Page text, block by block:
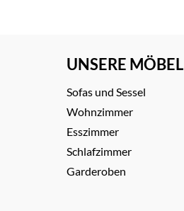
UNSERE MÖBEL
Sofas und Sessel
Wohnzimmer
Esszimmer
Schlafzimmer
Garderoben